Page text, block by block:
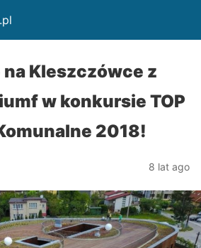
Kleszczówce z
w konkursie TOP
2018!
8 lat ago